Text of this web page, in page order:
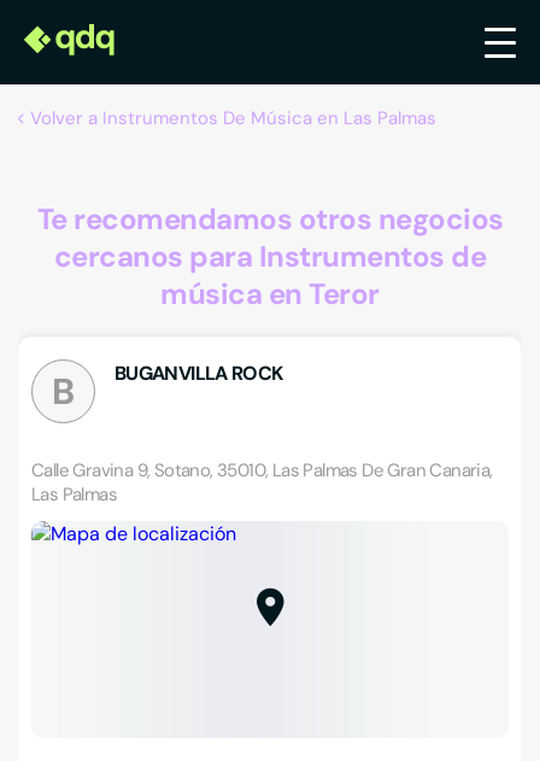
Volver a Instrumentos De Música en Las Palmas
Te recomendamos otros negocios
cercanos para Instrumentos de
música en Teror
B BUGANVILLA ROCK
Calle Gravina 9, Sotano, 35010, Las Palmas De Gran Canaria,
Las Palmas